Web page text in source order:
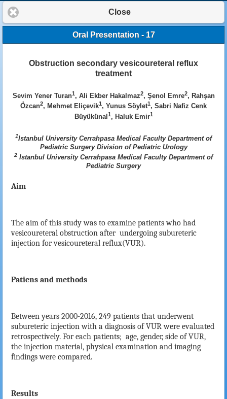
Close
Oral Presentation - 17
Obstruction secondary vesicoureteral reflux
treatment
Sevim Yener Turan1, Ali Ekber Hakalmaz2, Şenol Emre2, Rahşan
Özcan2, Mehmet Eliçevik1, Yunus Söylet1, Sabri Nafiz Cenk
Büyükünal 1, Haluk Emir1
1Istanbul University Cerrahpasa Medical Faculty Department of
Pediatric Surgery Division of Pediatric Urology
2 Istanbul University Cerrahpasa Medical Faculty Department of
Pediatric Surgery
Aim
The aim of this study was to examine patients who had
vesicoureteral obstruction after undergoing subureteric
injection for vesicoureteral reflux(VUR).
Patiens and methods
Between years 2000-2016, 249 patients that underwent
subureteric injection with a diagnosis of VUR were evaluated
retrospectively. For each patients; age, gender, side of VUR,
the injection material, physical examination and imaging
findings were compared.
Results